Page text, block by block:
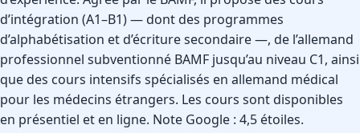
d’intégration (A1–B1) — dont des programmes
d’alphabétisation et d’écriture secondaire —, de l’allemand
professionnel subventionné BAMF jusqu’au niveau C1, ainsi
que des cours intensifs spécialisés en allemand médical
pour les médecins étrangers. Les cours sont disponibles
en présentiel et en ligne. Note Google : 4,5 étoiles.